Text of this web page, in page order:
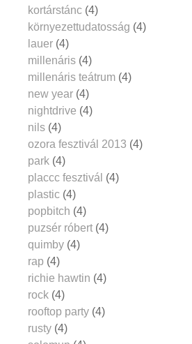
kortárstánc (4)
környezettudatosság (4)
lauer (4)
millenáris (4)
millenáris teátrum (4)
new year (4)
nightdrive (4)
nils (4)
ozora fesztivál 2013 (4)
park (4)
placcc fesztivál (4)
plastic (4)
popbitch (4)
puzsér róbert (4)
quimby (4)
rap (4)
richie hawtin (4)
rock (4)
rooftop party (4)
rusty (4)